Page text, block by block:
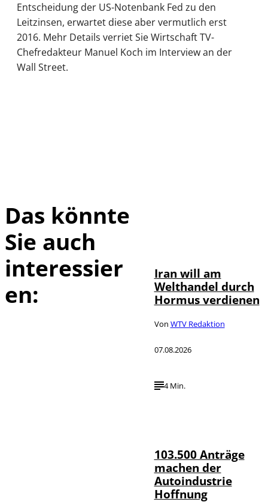
Entscheidung der US-Notenbank Fed zu den
Leitzinsen, erwartet diese aber vermutlich erst
2016. Mehr Details verriet Sie Wirtschaft TV-
Chefredakteur Manuel Koch im Interview an der
Wall Street.
Das könnte
Sie auch
interessier
en:
Iran will am
Welthandel durch
Hormus verdienen
Von WTV Redaktion
07.08.2026
4 Min.
103.500 Anträge
machen der
Autoindustrie
Hoffnung